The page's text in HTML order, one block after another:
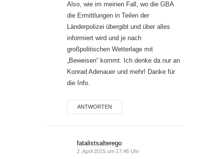
Also, wie im meinen Fall, wo die GBA
die Ermittlungen in Teilen der
Länderpolizei übergibt und über alles
informiert wird und je nach
großpolitischen Wetterlage mit
„Beweisen“ kommt. Ich denke da nur an
Konrad Adenauer und mehr! Danke für
die Info.
ANTWORTEN
fatalistsalterego
2. April 2015 um 17:46 Uhr